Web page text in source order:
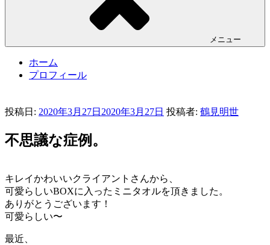
メニュー
ホーム
プロフィール
投稿日: 2020年3月27日 2020年3月27日 投稿者: 鶴見明世
不思議な症例。
キレイかわいいクライアントさんから、
可愛らしいBOXに入ったミニタオルを頂きました。
ありがとうございます！
可愛らしい〜
最近、